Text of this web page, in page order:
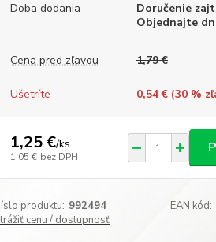
Doba dodania
Doručenie
Objednajte
Cena pred zľavou 1,79 €
Ušetríte 0,54 € (30%
1,25 €/ks
1,05 € bez DPH
produktu: 992494 EAN kód:
cenu / dostupnosť